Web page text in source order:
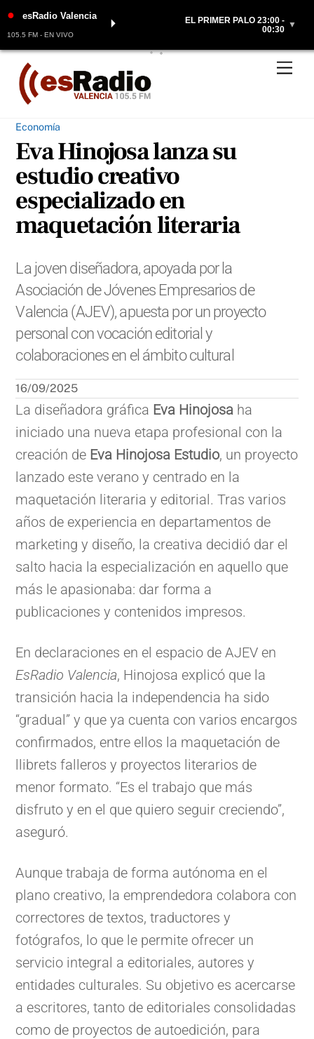
Skip
content
● esRadio Valencia
105.5 FM - EN VIVO
⏵
EL PRIMER PALO 23:00 -
00:30 ▼
Economía
Eva Hinojosa lanza su
estudio creativo
especializado en
maquetación literaria
La joven diseñadora, apoyada por la
Asociación de Jóvenes Empresarios de
Valencia (AJEV), apuesta por un proyecto
personal con vocación editorial y
colaboraciones en el ámbito cultural
16/09/2025
La diseñadora gráfica Eva Hinojosa ha
iniciado una nueva etapa profesional con la
creación de Eva Hinojosa Estudio, un proyecto
lanzado este verano y centrado en la
maquetación literaria y editorial. Tras varios
años de experiencia en departamentos de
marketing y diseño, la creativa decidió dar el
salto hacia la especialización en aquello que
más le apasionaba: dar forma a
publicaciones y contenidos impresos.
En declaraciones en el espacio de AJEV en
EsRadio Valencia, Hinojosa explicó que la
transición hacia la independencia ha sido
“gradual” y que ya cuenta con varios encargos
confirmados, entre ellos la maquetación de
llibrets falleros y proyectos literarios de
menor formato. “Es el trabajo que más
disfruto y en el que quiero seguir creciendo”,
aseguró.
Aunque trabaja de forma autónoma en el
plano creativo, la emprendedora colabora con
correctores de textos, traductores y
fotógrafos, lo que le permite ofrecer un
servicio integral a editoriales, autores y
entidades culturales. Su objetivo es acercarse
a escritores, tanto de editoriales consolidadas
como de proyectos de autoedición, para